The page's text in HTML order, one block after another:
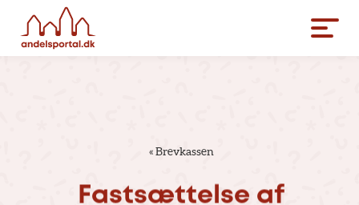
«Brevkassen
Fastsættelse af